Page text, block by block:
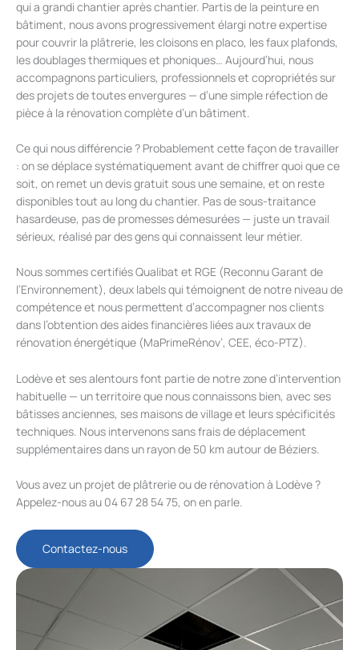
qui a grandi chantier après chantier. Partis de la peinture en
bâtiment, nous avons progressivement élargi notre expertise
pour couvrir la plâtrerie, les cloisons en placo, les faux plafonds,
les doublages thermiques et phoniques… Aujourd’hui, nous
accompagnons particuliers, professionnels et copropriétés sur
des projets de toutes envergures — d’une simple réfection de
pièce à la rénovation complète d’un bâtiment.
Ce qui nous différencie ? Probablement cette façon de travailler
: on se déplace systématiquement avant de chiffrer quoi que ce
soit, on remet un devis gratuit sous une semaine, et on reste
disponibles tout au long du chantier. Pas de sous-traitance
hasardeuse, pas de promesses démesurées — juste un travail
sérieux, réalisé par des gens qui connaissent leur métier.
Nous sommes certifiés Qualibat et RGE (Reconnu Garant de
l’Environnement), deux labels qui témoignent de notre niveau de
compétence et nous permettent d’accompagner nos clients
dans l’obtention des aides financières liées aux travaux de
rénovation énergétique (MaPrimeRénov’, CEE, éco-PTZ).
Lodève et ses alentours font partie de notre zone d’intervention
habituelle — un territoire que nous connaissons bien, avec ses
bâtisses anciennes, ses maisons de village et leurs spécificités
techniques. Nous intervenons sans frais de déplacement
supplémentaires dans un rayon de 50 km autour de Béziers.
Vous avez un projet de plâtrerie ou de rénovation à Lodève ?
Appelez-nous au 04 67 28 54 75, on en parle.
Contactez-nous